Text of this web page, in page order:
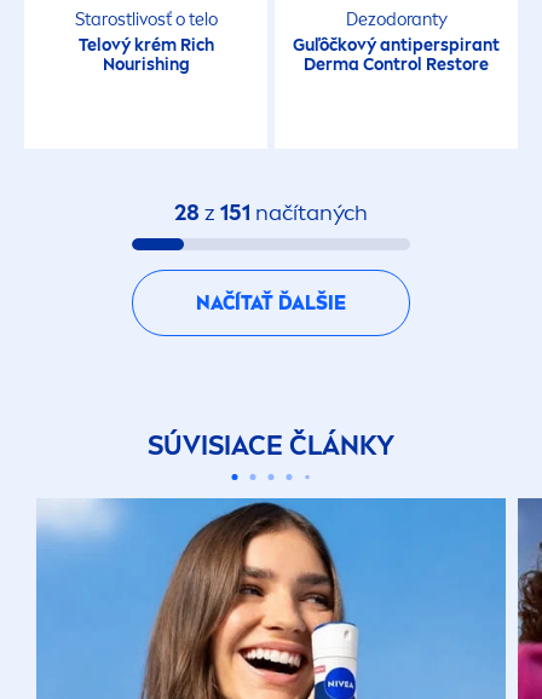
Starostlivosť o telo
Telový krém Rich
Nourishing
Dezodoranty
Guľôčkový antiperspirant
Derma Control Restore
28 z 151 načítaných
NAČÍTAŤ ĎALŠIE
SÚVISIACE ČLÁNKY